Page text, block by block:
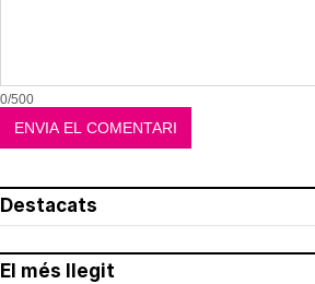
0/500
Destacats
El més llegit